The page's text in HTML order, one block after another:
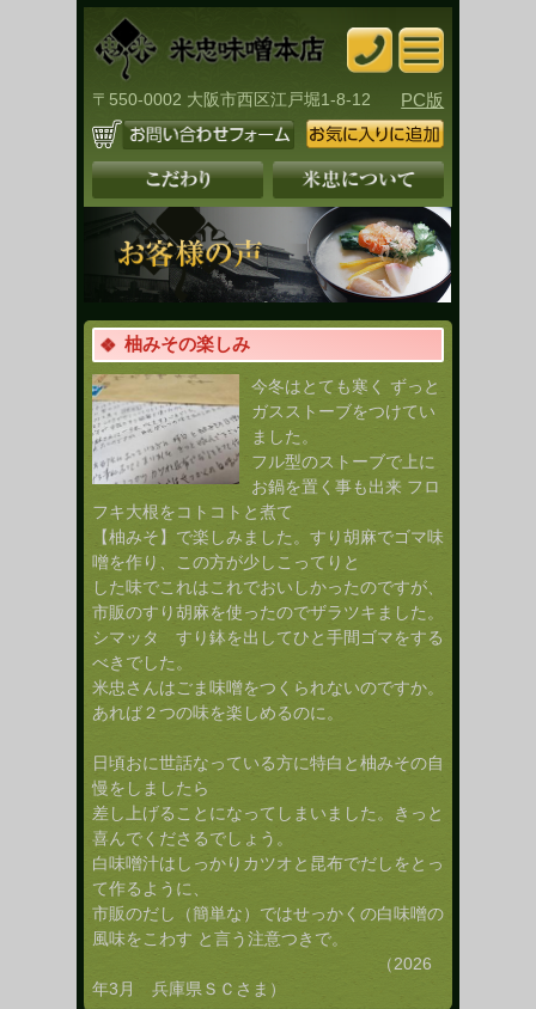
〒550-0002 大阪市西区江戸堀1-8-12 PC版
柚みその楽しみ
今冬はとても寒く ずっと
ガスストーブをつけてい
ました。
フル型のストーブで上に
お鍋を置く事も出来 フロ
フキ大根をコトコトと煮て
【柚みそ】で楽しみました。すり胡麻でゴマ味
噌を作り、この方が少しこってりと
した味でこれはこれでおいしかったのですが、
市販のすり胡麻を使ったのでザラツキました。
シマッタ すり鉢を出してひと手間ゴマをする
べきでした。
米忠さんはごま味噌をつくられないのですか。
あれば２つの味を楽しめるのに。
日頃おに世話なっている方に特白と柚みその自
慢をしましたら
差し上げることになってしまいました。きっと
喜んでくださるでしょう。
白味噌汁はしっかりカツオと昆布でだしをとっ
て作るように、
市販のだし（簡単な）ではせっかくの白味噌の
風味をこわす と言う注意つきで。
（2026
年3月 兵庫県ＳＣさま）